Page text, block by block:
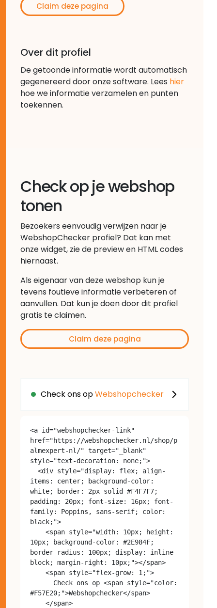
Claim deze pagina
Over dit profiel
De getoonde informatie wordt automatisch
gegenereerd door onze software. Lees hier
hoe we informatie verzamelen en punten
toekennen.
Check op je webshop
tonen
Bezoekers eenvoudig verwijzen naar je
WebshopChecker profiel? Dat kan met
onze widget, zie de preview en HTML codes
hiernaast.
Als eigenaar van deze webshop kun je
tevens foutieve informatie verbeteren of
aanvullen. Dat kun je doen door dit profiel
gratis te claimen.
Claim deze pagina
Check ons opWebshopchecker
<a id="webshopchecker-link"
href="https://webshopchecker.nl/shop/p
almexpert-nl/" target="_blank"
style="text-decoration: none;">
items: center; background-color:
white; border: 2px solid #F4F7F7;
padding: 20px; font-size: 16px; font-
family: Poppins, sans-serif; color:
black;">
10px; background-color: #2E984F;
border-radius: 100px; display: inline-
block; margin-right: 10px;"></span>
#F57E20;">Webshopchecker</span>